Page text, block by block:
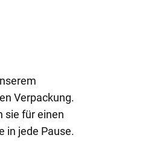
Verpackung.
sie für einen
in jede Pause.